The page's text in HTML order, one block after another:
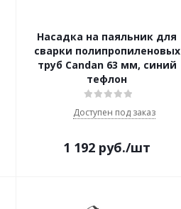
Насадка на паяльник для
сварки полипропиленовых
труб Candan 63 мм, синий
тефлон
Доступен под заказ
1 192 руб./шт